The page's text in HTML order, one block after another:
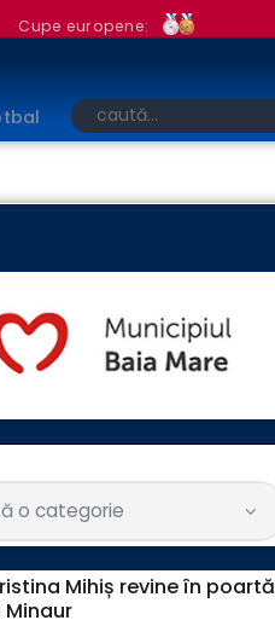
Cupe europene:
Mihiș revine în poartă
Minaur